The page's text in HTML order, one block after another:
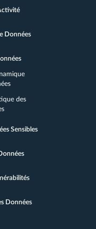
Données
des
Sensibles
Données